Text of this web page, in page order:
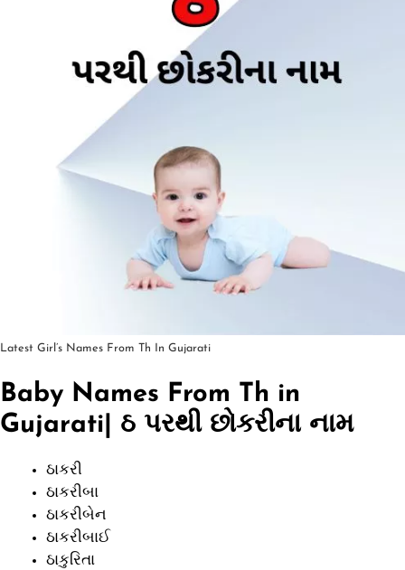
Latest Girl’s Names From Th In Gujarati
Baby Names From Th in
Gujarati| ઠ પરથી છોકરીના નામ
ઠાકરી
ઠાકરીબા
ઠાકરીબેન
ઠાકરીબાઈ
ઠાકુરિતા